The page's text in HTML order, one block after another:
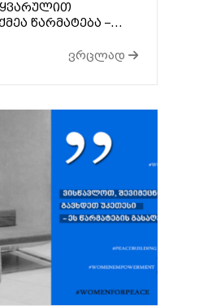
წარმატება –...
ვრცლად